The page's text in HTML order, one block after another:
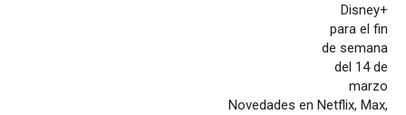
Novedades en Netflix, Max,